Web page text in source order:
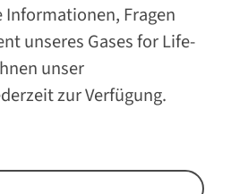
Fragen
unseres Gases for Life-
unser
zur Verfügung.